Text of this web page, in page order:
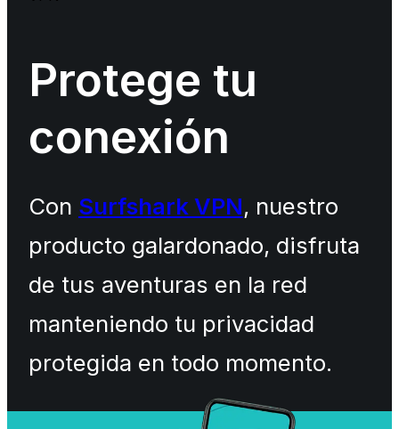
Protege tu
conexión
Con Surfshark VPN, nuestro
producto galardonado, disfruta
de tus aventuras en la red
manteniendo tu privacidad
protegida en todo momento.